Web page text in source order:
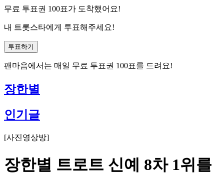
무료 투표권 100표가 도착했어요!
내 트롯스타에게 투표해주세요!
투표하기
팬마음에서는 매일 무료 투표권 100표를 드려요!
장한별
인기글
[사진영상방]
장한별 트로트 신예 8차 1위를